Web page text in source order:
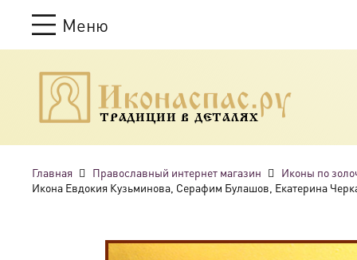
Меню
ТРАДИЦИИ В ДЕТАЛЯХ
Главная Православный интернет магазин
Иконы по
Икона Евдокия Кузьминова, Серафим Булашов, Екатерина